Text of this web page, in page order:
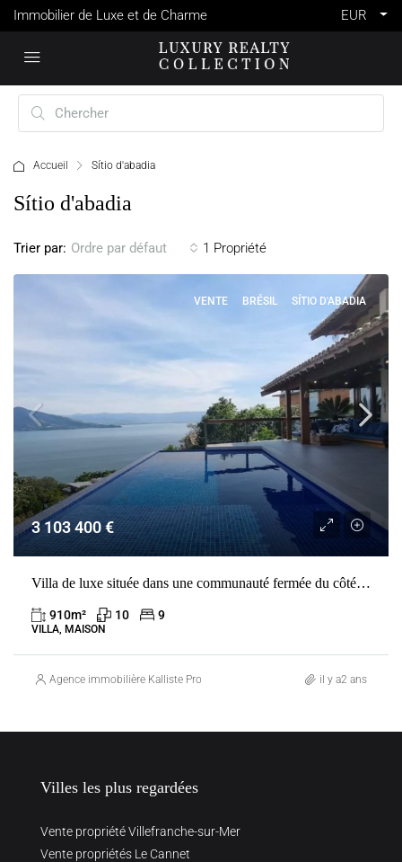
Immobilier de Luxe et de Charme EUR
Accueil Sítio d'abadia
Sítio d'abadia
1 Propriété
Trier par: Ordre par défaut
VENTE BRÉSIL SÍTIO D'ABADIA
3 103 400 €
Villa de luxe située dans une communauté fermée du côté nord de la plage de Siriúba sur Ilha Bela.
910m² 10 9
VILLA, MAISON
Agence immobilière Kalliste Properties il y a2 ans
Villes les plus regardées
Vente propriété Villefranche-sur-Mer
Vente propriétés Le Cannet